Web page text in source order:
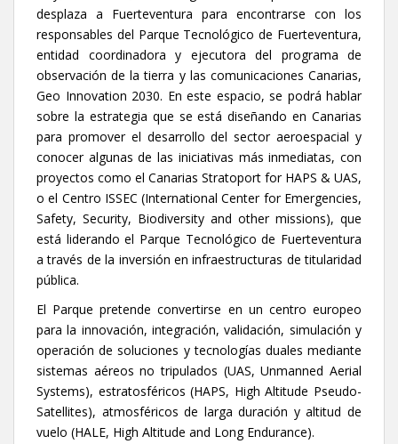
desplaza a Fuerteventura para encontrarse con los
responsables del Parque Tecnológico de Fuerteventura,
entidad coordinadora y ejecutora del programa de
observación de la tierra y las comunicaciones Canarias,
Geo Innovation 2030. En este espacio, se podrá hablar
sobre la estrategia que se está diseñando en Canarias
para promover el desarrollo del sector aeroespacial y
conocer algunas de las iniciativas más inmediatas, con
proyectos como el Canarias Stratoport for HAPS & UAS,
o el Centro ISSEC (International Center for Emergencies,
Safety, Security, Biodiversity and other missions), que
está liderando el Parque Tecnológico de Fuerteventura
a través de la inversión en infraestructuras de titularidad
pública.
El Parque pretende convertirse en un centro europeo
para la innovación, integración, validación, simulación y
operación de soluciones y tecnologías duales mediante
sistemas aéreos no tripulados (UAS, Unmanned Aerial
Systems), estratosféricos (HAPS, High Altitude Pseudo-
Satellites), atmosféricos de larga duración y altitud de
vuelo (HALE, High Altitude and Long Endurance).